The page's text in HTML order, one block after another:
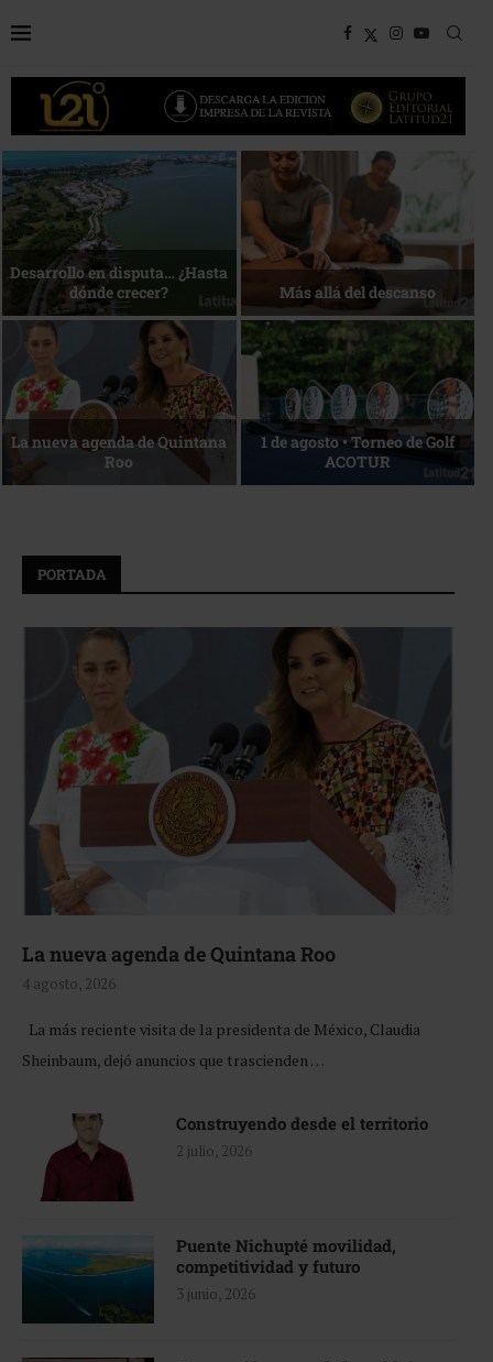
Bottega, un viaje servido a la
mesa
Energía que Impulsa la
competitividad
Reconocimiento de viajeros La esencia del servicio
PORTADA
La nueva agenda de Quintana Roo
4 agosto, 2026
La más reciente visita de la presidenta de México, Claudia
Sheinbaum, dejó anuncios que trascienden …
Construyendo desde el territorio
2 julio, 2026
Puente Nichupté movilidad,
competitividad y futuro
3 junio, 2026